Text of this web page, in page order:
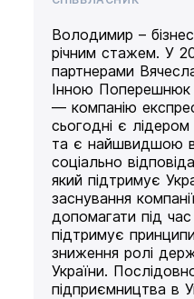
Володимир –
річним стажем. У
партнерами
Інною
— компанію
сьогодні є
та є найшвидшою в
соціально
який підтримує
заснування
допомагати під
підтримує
зниження ролі
України.
підприємництва в